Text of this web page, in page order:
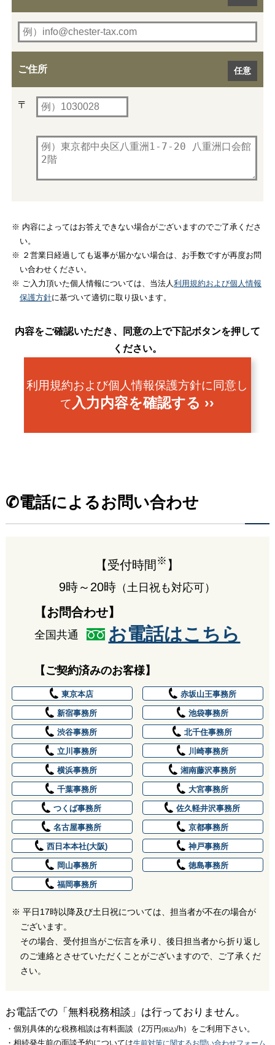
ご住所
〒
※ 内容によってはお答えできない場合がございますのでご了承くださ
い。
※ ２営業日経過しても返事が届かない場合は、お手数ですが再度お問
い合わせください。
※ ご入力頂いた個人情報については、当法人利用規約および個人情報
保護方針に基づいて適切に取り扱います。
内容をご確認いただき、同意の上で下記ボタンを押して
ください。
利用規約および個人情報保護方針に同意し
て 入力内容を確認する ››
お問い合わせ内容についてお答えください
全国対応可能）
相続対策の無料面談予約（国内資産２億円以上：
東京都内各拠点）
個別具体的な税務相談の有料面談予約（２万円
（税込）/h）
※ メールやお電話での個別税務相談は受け付けておりませ
ん。
面談希望場所
面談ご希望日時
をご希望の方はお電話にてお問合せ下さい。
※ ご希望に沿えない場合もございますので
ださい。
※ 初回面談については、通常60～90分程度かかりま
す。
事業承継対策の
詳細・お問い合わせはこ
事業承継・相続対策に特
化した
『M&A支援サービス』は
こちら ››
お問い合わせ内容についてお答えください
無料面談ご希望日時
※ 当日及び翌日のご予約の場合や、選択項目に無い日時
をご希望の方はお電話にてお問合せ下さい。
※ ご希望に沿えない場合もございますので予めご了承く
ださい。
※ 初回面談については、通常1時間～2時間程度かかりま
第１希望
第２希望
お問い合わせ種類
取材やセミナー講師のご依頼
業務提携のご提案
広告宣伝企画等のご提案
その他、商品・サービスのご案内
※記事の内容に関するご質問・ご相談等にはお答え致しか
ねますので、予めご了承ください。
お送り頂いたご意見等につきましては社内にて確認し、検
討・参考とさせていただきます。
ご相談内容（自由記述）
お客様についてお答えください
会社名
✆電話によるお問い合わせ
【受付時間 ※ 】
9時～20時 （土日祝も対応可）
【お問合わせ】
全国共通 お電話はこちら
【ご契約済みのお客様】
東京本店 赤坂山王事務所
新宿事務所 池袋事務所
渋谷事務所 北千住事務所
立川事務所 川崎事務所
横浜事務所 湘南藤沢事務所
千葉事務所 大宮事務所
つくば事務所 佐久軽井沢事務所
名古屋事務所 京都事務所
西日本本社(大阪) 神戸事務所
岡山事務所 徳島事務所
福岡事務所
※ 平日17時以降及び土日祝については、担当者が不在の場合が
ございます。
その場合、受付担当がご伝言を承り、後日担当者から折り返し
のご連絡とさせていただくことがございますので、ご了承くだ
さい。
お電話での「無料税務相談」は行っておりません。
・個別具体的な税務相談は有料面談（2万円 (税込)/h）をご利用下さい。
・相続発生前の面談予約については生前対策に関するお問い合わせフォーム